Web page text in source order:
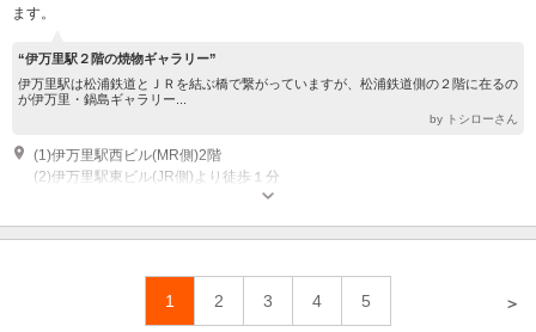
ます。
“伊万里駅２階の焼物ギャラリー”
伊万里駅は松浦鉄道とＪＲを結ぶ橋で繋がっていますが、松浦鉄道側の２階に在るの
が伊万里・鍋島ギャラリー...
by トシローさん
(1)伊万里駅西ビル(MR側)2階
(2)伊万里駅東ビル(JR側)より徒歩１分
営業時間：10:00～17:00 その他：休館：毎週月曜日（祝日は翌日振替）
1 2 3 4 5 ＞